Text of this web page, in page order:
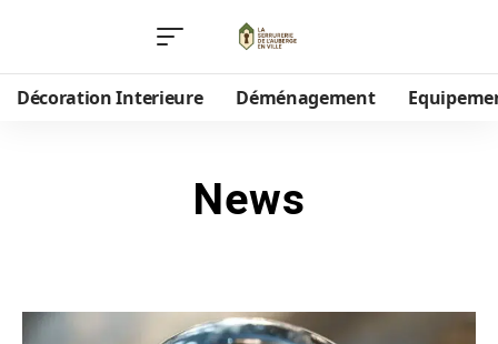
Décoration Interieure Déménagement
News